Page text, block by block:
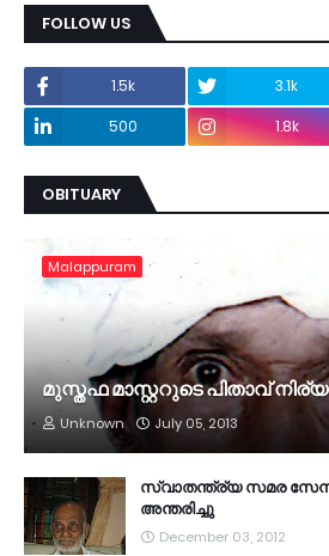
FOLLOW US
1.5k 3.1k
500
1.8k
OBITUARY
Malappuram
മുസ്തഫ മാസ്റ്ററുടെ പിതാവ്
Unknown July 05, 2013
സ്വാതന്ത്ര്യ സമര
അന്തരിച്ചു
December 03, 2012